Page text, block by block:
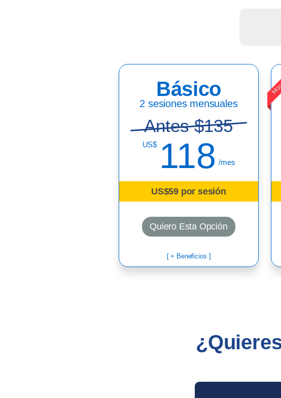
Básico
2 sesiones mensuales
Antes $135
US$ 118 /mes
US$59 por sesión
Quiero Esta Opción
[ + Beneficios ]